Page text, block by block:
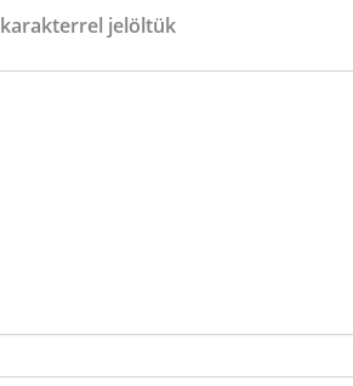
karakterrel jelöltük